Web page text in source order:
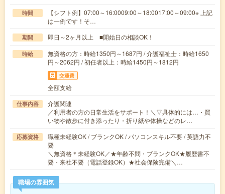
時間
【シフト例】07:00～16:0009:00～18:0017:00～09:00※ 上記
は一例です！そ…
期間 即日～2ヶ月以上 ■開始日の相談OK！
時給
無資格の方：時給1350円～1687円 / 介護福祉士：時給1650
円～2062円 / 初任者以上：時給1450円～1812円
交通費
全額支給
仕事内容
介護関連
／利用者の方の日常生活をサポート！＼▽具体的には…・買
い物や散歩に付き添ったり・折り紙や体操などのレ…
応募資格
職種未経験OK / ブランクOK / パソコンスキル不要 / 英語力不
要
＼無資格＊未経験OK／★年齢不問・ブランクOK★履歴書不
要・来社不要（電話登録OK）★社会保険完備＼…
職場の雰囲気